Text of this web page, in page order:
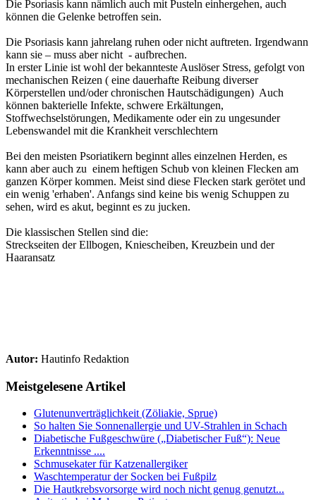
Die Psoriasis kann nämlich auch mit Pusteln einhergehen, auch
können die Gelenke betroffen sein.
Die Psoriasis kann jahrelang ruhen oder nicht auftreten. Irgendwann
kann sie – muss aber nicht - aufbrechen.
In erster Linie ist wohl der bekannteste Auslöser Stress, gefolgt von
mechanischen Reizen ( eine dauerhafte Reibung diverser
Körperstellen und/oder chronischen Hautschädigungen) Auch
können bakterielle Infekte, schwere Erkältungen,
Stoffwechselstörungen, Medikamente oder ein zu ungesunder
Lebenswandel mit die Krankheit verschlechtern
Bei den meisten Psoriatikern beginnt alles einzelnen Herden, es
kann aber auch zu einem heftigen Schub von kleinen Flecken am
ganzen Körper kommen. Meist sind diese Flecken stark gerötet und
ein wenig 'erhaben'. Anfangs sind keine bis wenig Schuppen zu
sehen, wird es akut, beginnt es zu jucken.
Die klassischen Stellen sind die:
Streckseiten der Ellbogen, Kniescheiben, Kreuzbein und der
Haaransatz
Autor: Hautinfo Redaktion
Meistgelesene Artikel
Glutenunverträglichkeit (Zöliakie, Sprue)
So halten Sie Sonnenallergie und UV-Strahlen in Schach
Diabetische Fußgeschwüre („Diabetischer Fuß“): Neue
Erkenntnisse ....
Schmusekater für Katzenallergiker
Waschtemperatur der Socken bei Fußpilz
Die Hautkrebsvorsorge wird noch nicht genug genutzt...